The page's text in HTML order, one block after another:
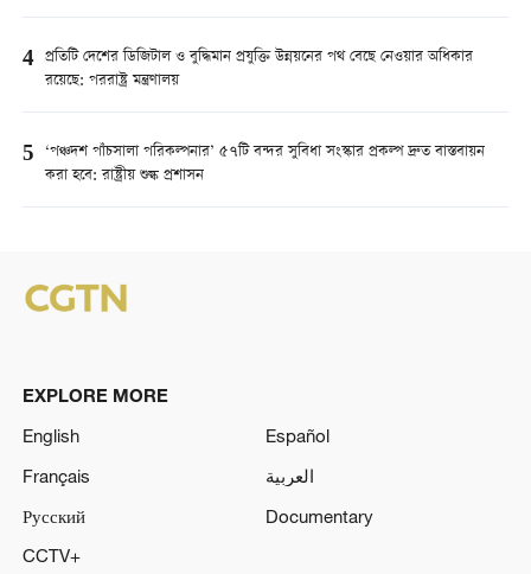
4 প্রতিটি দেশের ডিজিটাল ও বুদ্ধিমান প্রযুক্তি উন্নয়নের পথ বেছে নেওয়ার অধিকার
রয়েছে: পররাষ্ট্র মন্ত্রণালয়
5 ‘পঞ্চদশ পাঁচসালা পরিকল্পনার’ ৫৭টি বন্দর সুবিধা সংস্কার প্রকল্প দ্রুত বাস্তবায়ন
করা হবে: রাষ্ট্রীয় শুল্ক প্রশাসন
EXPLORE MORE
English
Español
Français
العربية
Русский
Documentary
CCTV+